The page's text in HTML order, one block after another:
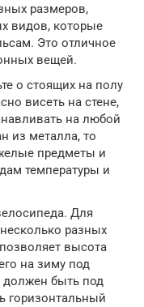
размеров,
видов, которые
Это отличное
вещей.
о стоящих на полу
висеть на стене,
на любой
из металла, то
предметы и
температуры и
Для
разных
высота
на зиму под
должен быть под
горизонтальный